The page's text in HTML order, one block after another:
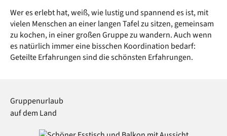
Wer es erlebt hat, weiß, wie lustig und spannend es ist, mit
vielen Menschen an einer langen Tafel zu sitzen, gemeinsam
zu kochen, in einer großen Gruppe zu wandern. Auch wenn
es natürlich immer eine bisschen Koordination bedarf:
Geteilte Erfahrungen sind die schönsten Erfahrungen.
Gruppenurlaub
auf dem Land